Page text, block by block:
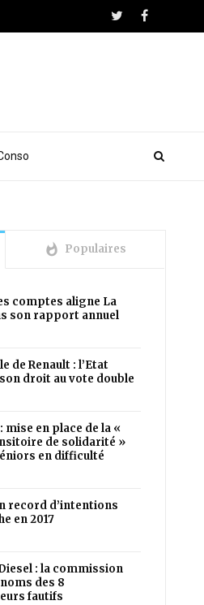
whatshot Populaires
comptes aligne La
son rapport annuel
de Renault : l’Etat
droit au vote double
mise en place de la «
de solidarité »
en difficulté
record d’intentions
en 2017
: la commission
des 8
fautifs